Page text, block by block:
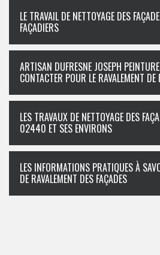
LE TRAVAIL DE NETTOYAGE DES
FAÇADIERS
ARTISAN DUFRESNE JOSEPH
CONTACTER POUR LE RAVALEMENT
LES TRAVAUX DE NETTOYAGE DES
02440 ET SES ENVIRONS
LES INFORMATIONS PRATIQUES À
DE RAVALEMENT DES FAÇADES